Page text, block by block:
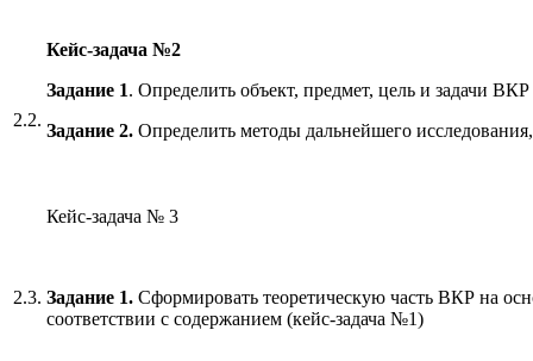
2.2.
Кейс-задача №2
Задание 1. Определить объект, предмет, цель и задачи ВКР
Задание 2. Определить методы дальнейшего
2.3.
Кейс-задача № 3
Задание 1. Сформировать теоретическую часть ВКР на
соответствии с содержанием (кейс-задача №1)